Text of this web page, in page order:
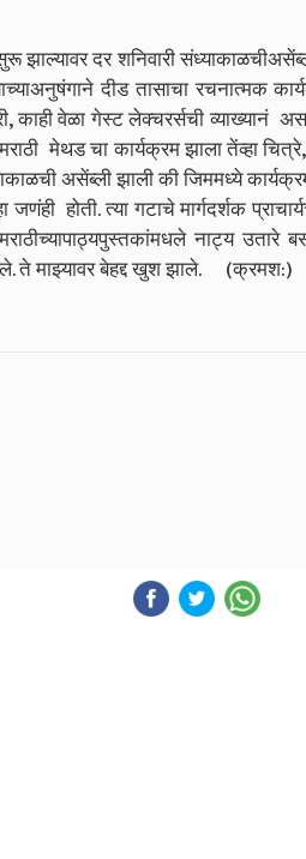
दर शनिवारी संध्याकाळचीअसेंब्ली
दीड तासाचा रचनात्मक
काही वेळा गेस्ट लेक्चरर्सची व्याख्यानं
मेथड चा कार्यक्रम झाला तेंव्हा
असेंब्ली झाली की जिममध्ये
होती. त्या गटाचे मार्गदर्शक
नाट्य उतारे
ते माझ्यावर बेहद्द खुश झाले. (क्रमश:)